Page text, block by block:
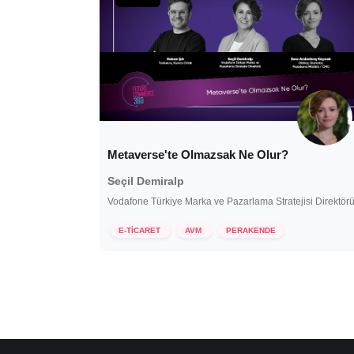
Metaverse'te Olmazsak Ne Olur?
Seçil Demiralp
Vodafone Türkiye Marka ve Pazarlama Stratejisi
E-TİCARET AVM PERAKENDE